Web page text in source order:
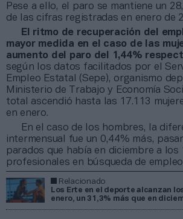
Pese a ello, el paro se mantiene un
de las cifras registradas en enero de
El ritmo de recuperación del
mayor medida en el caso de las
aumento del paro del 1,44%
según los datos facilitados por el
Empleo Estatal (Sepe), organismo
Ministerio de Trabajo y Economía
total ascendió hasta las 17.113
en enero.
En el caso de los hombres, la
intermensual fue un 0,44% más,
parados que había en diciembre a los
profesionales en búsqueda de
Relacionado
Los Erte en el deporte alcanzan
enero, un 31,3% más que en